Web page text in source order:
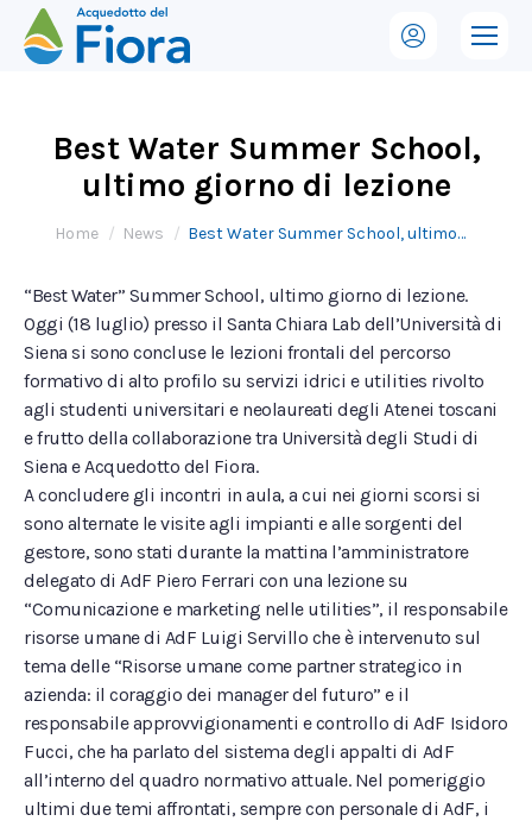
Best Water Summer School,
ultimo giorno di lezione
Tu sei qui:
Home News Best Water Summer School, ultimo…
“Best Water” Summer School, ultimo giorno di lezione.
Oggi (18 luglio) presso il Santa Chiara Lab dell’Università di
Siena si sono concluse le lezioni frontali del percorso
formativo di alto profilo su servizi idrici e utilities rivolto
agli studenti universitari e neolaureati degli Atenei toscani
e frutto della collaborazione tra Università degli Studi di
Siena e Acquedotto del Fiora.
A concludere gli incontri in aula, a cui nei giorni scorsi si
sono alternate le visite agli impianti e alle sorgenti del
gestore, sono stati durante la mattina l’amministratore
delegato di AdF Piero Ferrari con una lezione su
“Comunicazione e marketing nelle utilities”, il responsabile
risorse umane di AdF Luigi Servillo che è intervenuto sul
tema delle “Risorse umane come partner strategico in
azienda: il coraggio dei manager del futuro” e il
responsabile approvvigionamenti e controllo di AdF Isidoro
Fucci, che ha parlato del sistema degli appalti di AdF
all’interno del quadro normativo attuale. Nel pomeriggio
ultimi due temi affrontati, sempre con personale di AdF, i